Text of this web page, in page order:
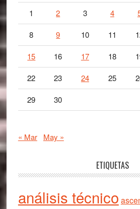
1 2 3 4
8 9 10 11
15 16 17 18
22 23 24 25
29 30
« Mar May »
ETIQUETAS
análisis técnico